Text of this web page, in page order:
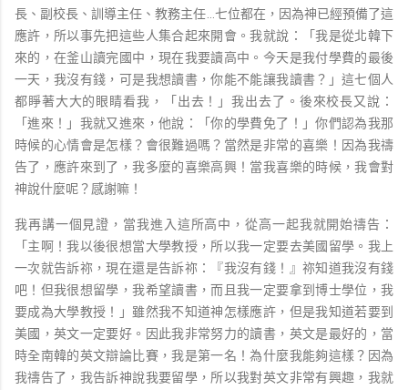
長、副校長、訓導主任、教務主任…七位都在，因為神已經預備了這
應許，所以事先把這些人集合起來開會。我就說：「我是從北韓下
來的，在釜山讀完國中，現在我要讀高中。今天是我付學費的最後
一天，我沒有錢，可是我想讀書，你能不能讓我讀書？」這七個人
都睜著大大的眼睛看我，「出去！」我出去了。後來校長又說：
「進來！」我就又進來，他說：「你的學費免了！」你們認為我那
時候的心情會是怎樣？會很難過嗎？當然是非常的喜樂！因為我禱
告了，應許來到了，我多麼的喜樂高興！當我喜樂的時候，我會對
神說什麼呢？感謝嘛！
我再講一個見證，當我進入這所高中，從高一起我就開始禱告：
「主啊！我以後很想當大學教授，所以我一定要去美國留學。我上
一次就告訴祢，現在還是告訴祢：『我沒有錢！』祢知道我沒有錢
吧！但我很想留學，我希望讀書，而且我一定要拿到博士學位，我
要成為大學教授！」雖然我不知道神怎樣應許，但是我知道若要到
美國，英文一定要好。因此我非常努力的讀書，英文是最好的，當
時全南韓的英文辯論比賽，我是第一名！為什麼我能夠這樣？因為
我禱告了，我告訴神說我要留學，所以我對英文非常有興趣，我就